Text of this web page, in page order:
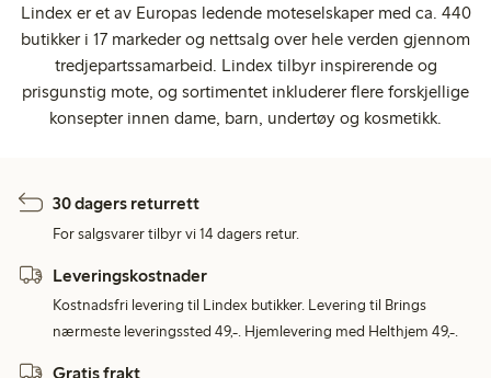
Lindex er et av Europas ledende moteselskaper med ca. 440
butikker i 17 markeder og nettsalg over hele verden gjennom
tredjepartssamarbeid. Lindex tilbyr inspirerende og
prisgunstig mote, og sortimentet inkluderer flere forskjellige
konsepter innen dame, barn, undertøy og kosmetikk.
30 dagers returrett
For salgsvarer tilbyr vi 14 dagers retur.
Leveringskostnader
Kostnadsfri levering til Lindex butikker. Levering til Brings
nærmeste leveringssted 49,-. Hjemlevering med Helthjem 49,-.
Gratis frakt